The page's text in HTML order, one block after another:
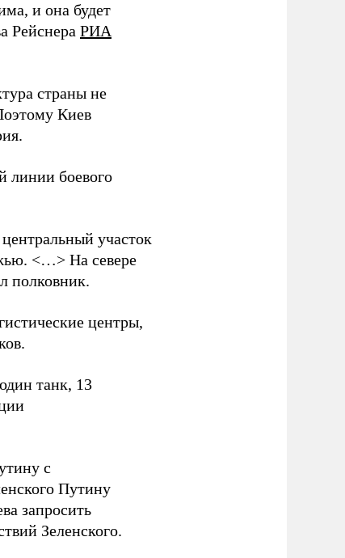
и она будет
Рейснера РИА
страны не
Киев
линии боевого
участок
<…> На севере
полковник.
центры,
танк, 13
с
Путину
запросить
Зеленского.